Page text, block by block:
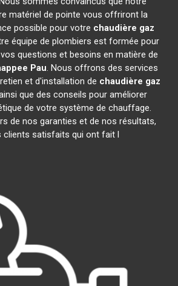
matériel de pointe vous offriront la
possible pour votre chaudière gaz
équipe de plombiers est formée pour
questions et besoins en matière de
Pau. Nous offrons des services
et d'installation de chaudière gaz
que des conseils pour améliorer
de votre système de chauffage.
de nos garanties et de nos résultats,
clients satisfaits qui ont fait l